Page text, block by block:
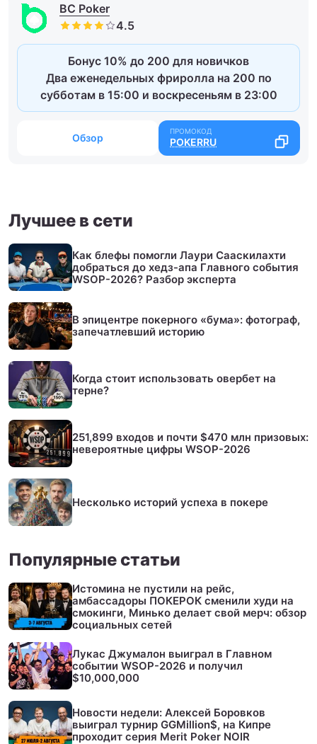
BC Poker
Бонус 10% до 200 для новичков
Два еженедельных фриролла на 200 по
субботам в 15:00 и воскресеньям в 23:00
Обзор POKERRU
Лучшее в сети
Как блефы помогли Лаури Сааскилахти
добраться до хедз-апа Главного события
WSOP-2026? Разбор эксперта
В эпицентре покерного «бума»: фотограф,
запечатлевший историю
Когда стоит использовать овербет на
терне?
251,899 входов и почти $470 млн призовых:
невероятные цифры WSOP-2026
Несколько историй успеха в покере
Популярные статьи
Истомина не пустили на рейс,
амбассадоры ПОКЕРОК сменили худи на
смокинги, Минько делает свой мерч: обзор
социальных сетей
Лукас Джумалон выиграл в Главном
событии WSOP-2026 и получил
$10,000,000
Новости недели: Алексей Боровков
выиграл турнир GGMillion$, на Кипре
проходит серия Merit Poker NOIR